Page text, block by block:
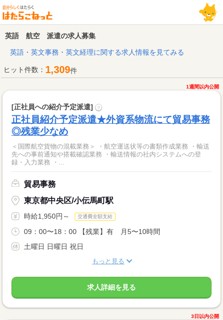
英語 航空 派遣の求人募集
英語・英文事務・英文経理に関する求人情報を見てみる
ヒット件数： 1,309件
1週間以内公開
[正社員への紹介予定派遣] ?
正社員紹介予定派遣★外資系物流にて貿易事務
◎残業少なめ
＜国際航空貨物の混載業務＞ ・航空運送状等の書類作成業務 ・輸送
先への事前通知や搭載確認業務 ・輸送情報の社内システムへの登
録・入力業務 ・...
貿易事務
東京都中央区/小伝馬町駅
時給1,950円～ 交通費全額支給
09：00〜18：00 【残業】有 月5〜10時間
土曜日 日曜日 祝日
もっと見る
求人詳細を見る
3日以内公開